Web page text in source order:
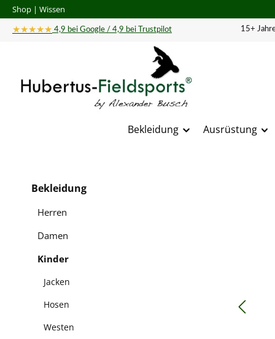
Hauptinhalt springen
Zur Suche springen
Zur Hauptnavigation springen
Shop | Wissen
★★★★★ 4,9 bei Google / 4,9 bei Trustpilot 15+
Bekleidung Ausrüstung
Bekleidung
Herren
Damen
Kinder
Jacken
Hosen
Westen